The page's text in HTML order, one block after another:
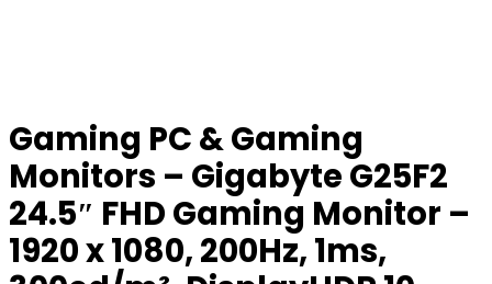
Gaming PC & Gaming
Monitors – Gigabyte G25F2
24.5″ FHD Gaming Monitor –
1920 x 1080, 200Hz, 1ms,